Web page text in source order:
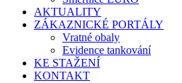
AKTUALITY
ZÁKAZNICKÉ PORTÁLY
Vratné obaly
Evidence tankování
KE STAŽENÍ
KONTAKT